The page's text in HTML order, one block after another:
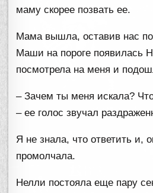
маму скорее позвать ее.
Мама вышла, оставив нас
Маши на пороге появилась
посмотрела на меня и
– Зачем ты меня искала?
– ее голос звучал
Я не знала, что ответить и,
промолчала.
Нелли постояла еще пару